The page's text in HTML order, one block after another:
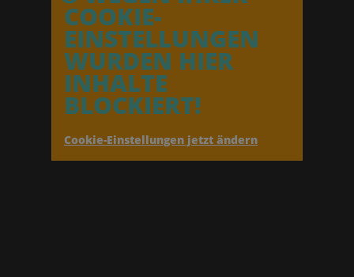
COOKIE-
EINSTELLUNGEN
WURDEN HIER
INHALTE
BLOCKIERT!
Cookie-Einstellungen jetzt ändern